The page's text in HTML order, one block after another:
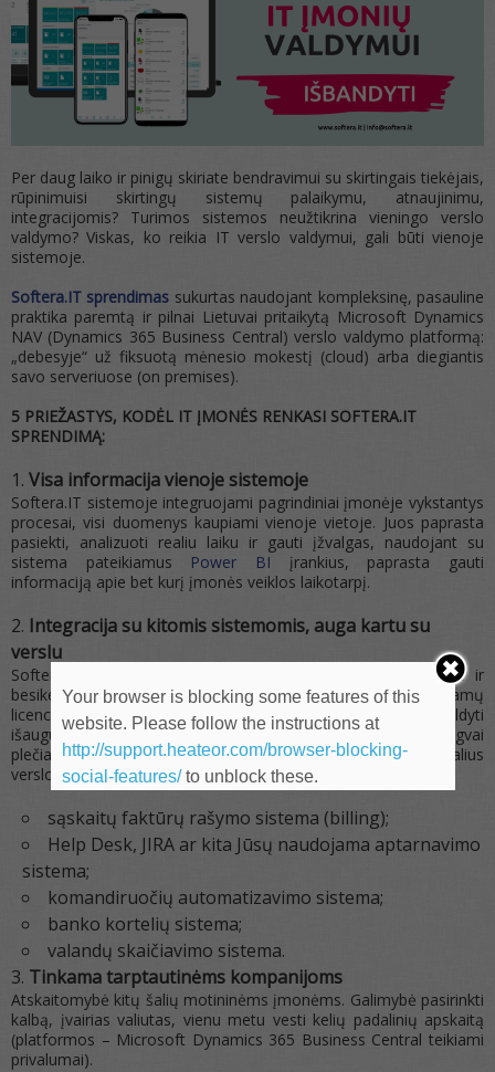
Per daug laiko ir pinigų skiriate bendravimui su skirtingais tiekėjais,
rūpinimuisi skirtingų sistemų palaikymu, atnaujinimu,
integracijomis? Turimos sistemos neužtikrina vieningo verslo
valdymo? Viskas, ko reikia IT verslo valdymui, gali būti vienoje
sistemoje.
Softera.IT sprendimas sukurtas naudojant kompleksinę, pasauline
praktika paremtą ir pilnai Lietuvai pritaikytą Microsoft Dynamics
NAV (Dynamics 365 Business Central) verslo valdymo platformą:
„debesyje“ už fiksuotą mėnesio mokestį (cloud) arba diegiantis
savo serveriuose (on premises).
5 PRIEŽASTYS, KODĖL IT ĮMONĖS RENKASI SOFTERA.IT
SPRENDIMĄ:
Visa informacija vienoje sistemoje
Softera.IT sistemoje integruojami pagrindiniai įmonėje vykstantys
procesai, visi duomenys kaupiami vienoje vietoje. Juos paprasta
pasiekti, analizuoti realiu laiku ir gauti įžvalgas, naudojant su
sistema pateikiamus Power BI įrankius, paprasta gauti
informaciją apie bet kurį įmonės veiklos laikotarpį.
Integracija su kitomis sistemomis, auga kartu su
verslu
Softera.IT sistema neriboja verslo ir auga kartu su įmone ir
besikeičiančiais jos poreikiais. Paprastai galite keisti naudojamų
licencijų kiekį, pradėję nuo standartinio, vėliau galėsite pasipildyti
išaugusiems poreikiams reikalingą funkcionalumą. Lengvai
plečiama, konfigūruojama ir adaptuojama oagal individualius
verslo poreikius, integruojama su kitomis sistemomis:
sąskaitų faktūrų rašymo sistema (billing);
Help Desk, JIRA ar kita Jūsų naudojama aptarnavimo
sistema;
komandiruočių automatizavimo sistema;
banko kortelių sistema;
valandų skaičiavimo sistema.
Tinkama tarptautinėms kompanijoms
Atskaitomybė kitų šalių motininėms įmonėms. Galimybė pasirinkti
kalbą, įvairias valiutas, vienu metu vesti kelių padalinių apskaitą
(platformos – Microsoft Dynamics 365 Business Central teikiami
privalumai).
Your browser is blocking some features of this
website. Please follow the instructions at
http://support.heateor.com/browser-blocking-
social-features/to unblock these.